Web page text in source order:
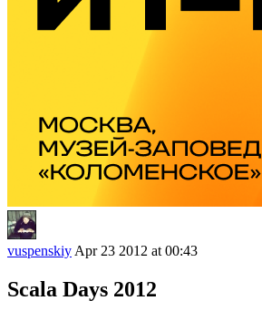
vuspenskiy Apr 23 2012 at 00:43
Scala Days 2012